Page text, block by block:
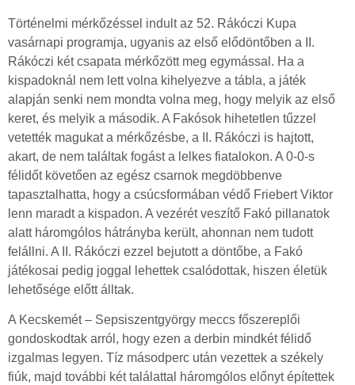
Történelmi mérkőzéssel indult az 52. Rákóczi Kupa
vasárnapi programja, ugyanis az első elődöntőben a II.
Rákóczi két csapata mérkőzött meg egymással. Ha a
kispadoknál nem lett volna kihelyezve a tábla, a játék
alapján senki nem mondta volna meg, hogy melyik az első
keret, és melyik a második. A Fakósok hihetetlen tűzzel
vetették magukat a mérkőzésbe, a II. Rákóczi is hajtott,
akart, de nem találtak fogást a lelkes fiatalokon. A 0-0-s
félidőt követően az egész csarnok megdöbbenve
tapasztalhatta, hogy a csúcsformában védő Friebert Viktor
lenn maradt a kispadon. A vezérét veszítő Fakó pillanatok
alatt háromgólos hátrányba került, ahonnan nem tudott
felállni. A II. Rákóczi ezzel bejutott a döntőbe, a Fakó
játékosai pedig joggal lehettek csalódottak, hiszen életük
lehetősége előtt álltak.
A Kecskemét – Sepsiszentgyörgy meccs főszereplői
gondoskodtak arról, hogy ezen a derbin mindkét félidő
izgalmas legyen. Tíz másodperc után vezettek a székely
fiúk, majd további két találattal háromgólos előnyt építettek